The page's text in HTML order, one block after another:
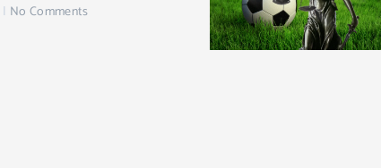
No Comments